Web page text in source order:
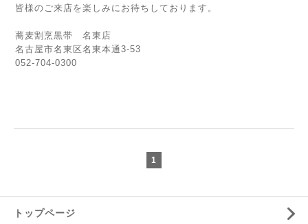
皆様のご来店を楽しみにお待ちしております。
蕎麦割烹黒帯 名東店
名古屋市名東区名東本通3-53
052-704-0300
1
トップページ